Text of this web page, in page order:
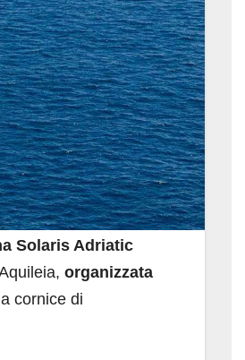
Solaris Adriatic
organizzata
cornice di